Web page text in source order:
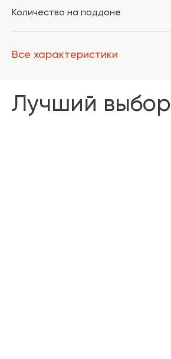
Количество на поддоне
Все характеристики
Лучший выбор